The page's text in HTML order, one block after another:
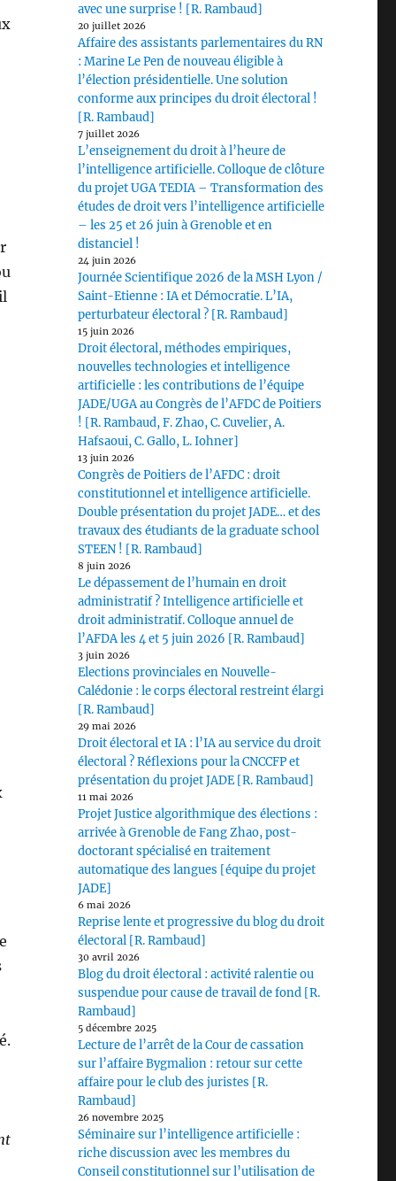
avec une surprise ! [R. Rambaud]
20 juillet 2026
Affaire des assistants parlementaires du RN
: Marine Le Pen de nouveau éligible à
l’élection présidentielle. Une solution
conforme aux principes du droit électoral !
[R. Rambaud]
7 juillet 2026
L’enseignement du droit à l’heure de
l’intelligence artificielle. Colloque de clôture
du projet UGA TEDIA – Transformation des
études de droit vers l’intelligence artificielle
– les 25 et 26 juin à Grenoble et en
distanciel !
24 juin 2026
Journée Scientifique 2026 de la MSH Lyon /
Saint-Etienne : IA et Démocratie. L’IA,
perturbateur électoral ? [R. Rambaud]
15 juin 2026
Droit électoral, méthodes empiriques,
nouvelles technologies et intelligence
artificielle : les contributions de l’équipe
JADE/UGA au Congrès de l’AFDC de Poitiers
! [R. Rambaud, F. Zhao, C. Cuvelier, A.
Hafsaoui, C. Gallo, L. Iohner]
13 juin 2026
Congrès de Poitiers de l’AFDC : droit
constitutionnel et intelligence artificielle.
Double présentation du projet JADE… et des
travaux des étudiants de la graduate school
STEEN ! [R. Rambaud]
8 juin 2026
Le dépassement de l’humain en droit
administratif ? Intelligence artificielle et
droit administratif. Colloque annuel de
l’AFDA les 4 et 5 juin 2026 [R. Rambaud]
3 juin 2026
Elections provinciales en Nouvelle-
Calédonie : le corps électoral restreint élargi
[R. Rambaud]
29 mai 2026
Droit électoral et IA : l’IA au service du droit
électoral ? Réflexions pour la CNCCFP et
présentation du projet JADE [R. Rambaud]
11 mai 2026
Projet Justice algorithmique des élections :
arrivée à Grenoble de Fang Zhao, post-
doctorant spécialisé en traitement
automatique des langues [équipe du projet
JADE]
6 mai 2026
Reprise lente et progressive du blog du droit
électoral [R. Rambaud]
30 avril 2026
Blog du droit électoral : activité ralentie ou
suspendue pour cause de travail de fond [R.
Rambaud]
5 décembre 2025
Lecture de l’arrêt de la Cour de cassation
sur l’affaire Bygmalion : retour sur cette
affaire pour le club des juristes [R.
Rambaud]
26 novembre 2025
Séminaire sur l’intelligence artificielle :
riche discussion avec les membres du
Conseil constitutionnel sur l’utilisation de